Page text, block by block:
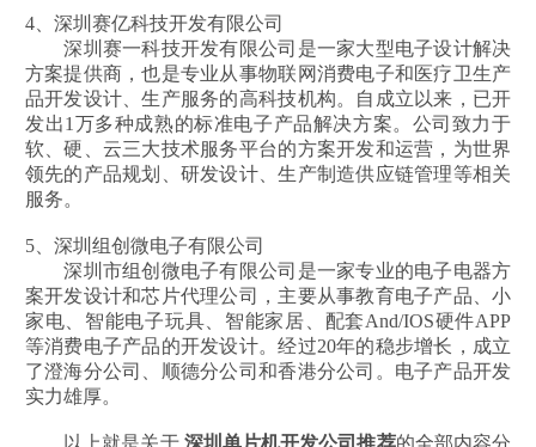
4、深圳赛亿科技开发有限公司
深圳赛一科技开发有限公司是一家大型电子设计解决
方案提供商，也是专业从事物联网消费电子和医疗卫生产
品开发设计、生产服务的高科技机构。自成立以来，已开
发出1万多种成熟的标准电子产品解决方案。公司致力于
软、硬、云三大技术服务平台的方案开发和运营，为世界
领先的产品规划、研发设计、生产制造供应链管理等相关
服务。
5、深圳组创微电子有限公司
深圳市组创微电子有限公司是一家专业的电子电器方
案开发设计和芯片代理公司，主要从事教育电子产品、小
家电、智能电子玩具、智能家居、配套And/IOS硬件APP
等消费电子产品的开发设计。经过20年的稳步增长，成立
了澄海分公司、顺德分公司和香港分公司。电子产品开发
实力雄厚。